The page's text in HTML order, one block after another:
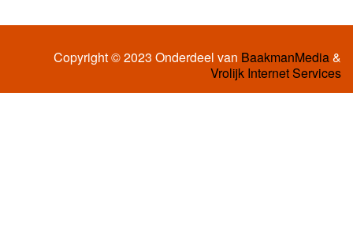
Copyright © 2023 Onderdeel van BaakmanMedia&
Vrolijk Internet Services